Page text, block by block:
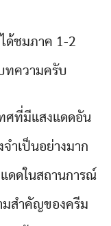
ด้ชมภาค 1-2
ทความครับ
ศที่มีแสงแดดอัน
ำเป็นอย่างมาก
ดดในสถานการณ์
มสำคัญของครีม